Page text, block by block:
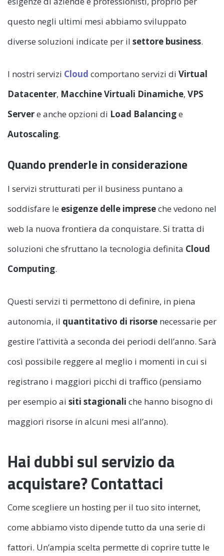
questo negli ultimi mesi abbiamo sviluppato
diverse soluzioni indicate per il settore business.
I nostri servizi Cloud comportano servizi di Virtual
Datacenter, Macchine Virtuali Dinamiche, VPS
Servere anche opzioni di Load Balancinge
Autoscaling.
Quando prenderle in considerazione
I servizi strutturati per il business puntano a
soddisfare le esigenze delle impreseche vedono nel
web la nuova frontiera da conquistare. Si tratta di
soluzioni che sfruttano la tecnologia definita Cloud
Computing.
Questi servizi ti permettono di definire, in piena
autonomia, il quantitativo di risorse necessarie per
gestire l’attività a seconda dei periodi dell’anno. Sarà
così possibile reggere al meglio i momenti in cui si
registrano i maggiori picchi di traffico (pensiamo
per esempio ai siti stagionali che hanno bisogno di
maggiori risorse in alcuni mesi all’anno).
Hai dubbi sul servizio da
acquistare? Contattaci
Come scegliere un hosting per il tuo sito internet,
come abbiamo visto dipende tutto da una serie di
fattori. Un’ampia scelta permette di coprire tutte le